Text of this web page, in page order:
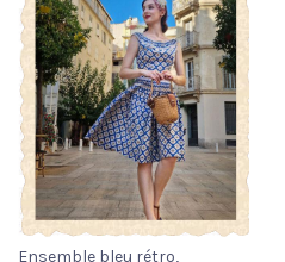
Ensemble bleu rétro,